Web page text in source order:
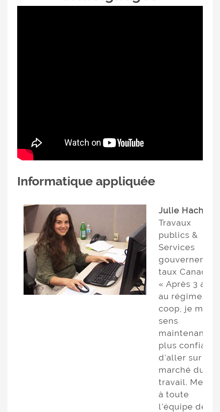
Informatique appliquée
Julie Haché
Travaux
publics &
Services
gouvernemen
taux Canada
« Après 3 ans
au régime
coop, je me
sens
maintenant
plus confiante
d'aller sur le
marché du
travail. Merci
à toute
l'équipe de